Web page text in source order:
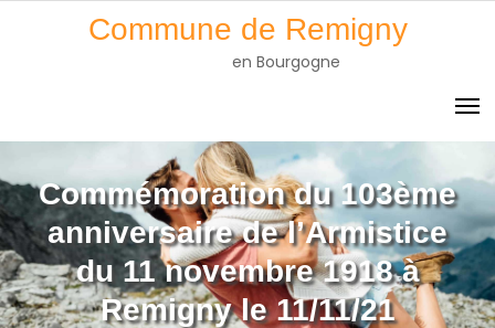
Commune de Remigny
en Bourgogne
Commémoration du 103ème
anniversaire de l’Armistice
du 11 novembre 1918 à
Remigny le 11/11/21